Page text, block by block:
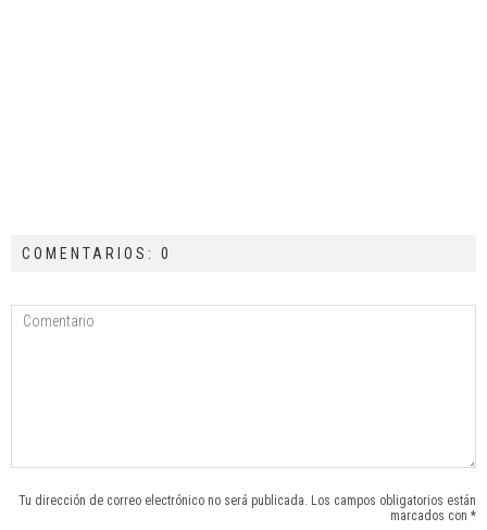
COMENTARIOS: 0
Tu dirección de correo electrónico no será publicada. Los campos obligatorios están
marcados con *